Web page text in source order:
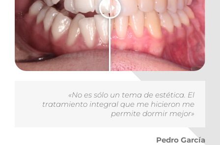
«No es sólo un tema de estética. El
tratamiento integral que me hicieron me
permite dormir mejor»
Pedro García